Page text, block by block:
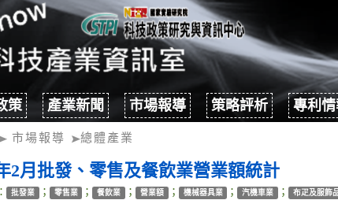
策 產業新聞 市場報導 策略評析 專利
市場報導 總體產業
2月批發、零售及餐飲業營業額統計
批發業 ； 零售業 ； 餐飲業 ； 營業額 ； 機械器具業 ； 汽機車業 ； 布疋及服飾